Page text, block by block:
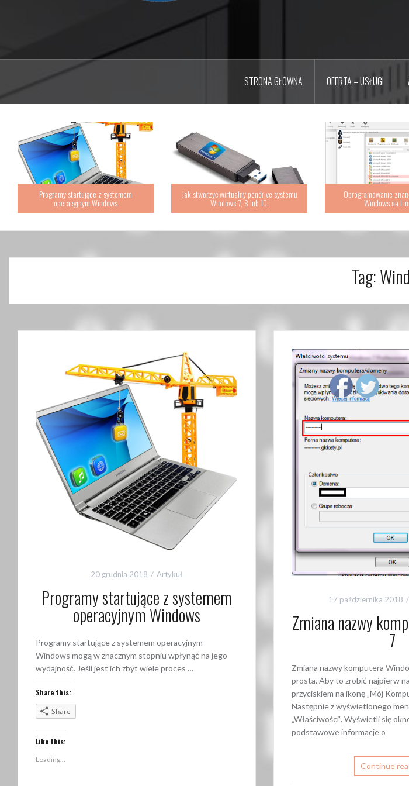
STRONA GŁÓWNA OFERTA – USŁUGI
Programy startujące z systemem
operacyjnym Windows
Jak stworzyć wirtualny pendrive systemu
Windows 7, 8 lub 10.
Oprogramowanie
Windows na
Tag:
20 grudnia 2018 Artykuł
Programy startujące z systemem
operacyjnym Windows
Programy startujące z systemem operacyjnym
Windows mogą w znacznym stopniu wpłynąć na jego
wydajność. Jeśli jest ich zbyt wiele proces …
Share this:
Share
Like this:
Loading...
17 października 2018
Zmiana nazwy
7
Zmiana nazwy komputera
prosta. Aby to zrobić najpierw
przyciskiem na ikonę „Mój
Następnie z wyświetlonego
„Właściwości”. Wyświetli się
podstawowe informacje o
Continue